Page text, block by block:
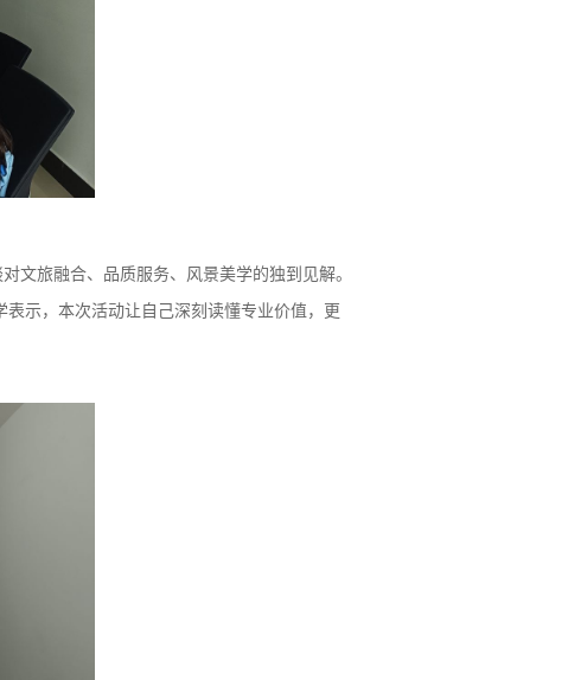
文旅融合、品质服务、风景美学的独到见解。
示，本次活动让自己深刻读懂专业价值，更